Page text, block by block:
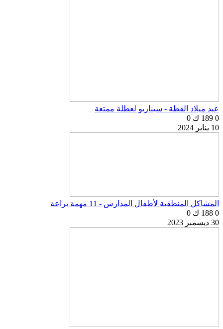
عيد ميلاد القطة - سيناريو لعطلة ممتعة
0 189 ك
0
10 يناير 2024
المشاكل المنطقية لأطفال المدارس - 11 مهمة براعة
0 188 ك
0
30 ديسمبر 2023